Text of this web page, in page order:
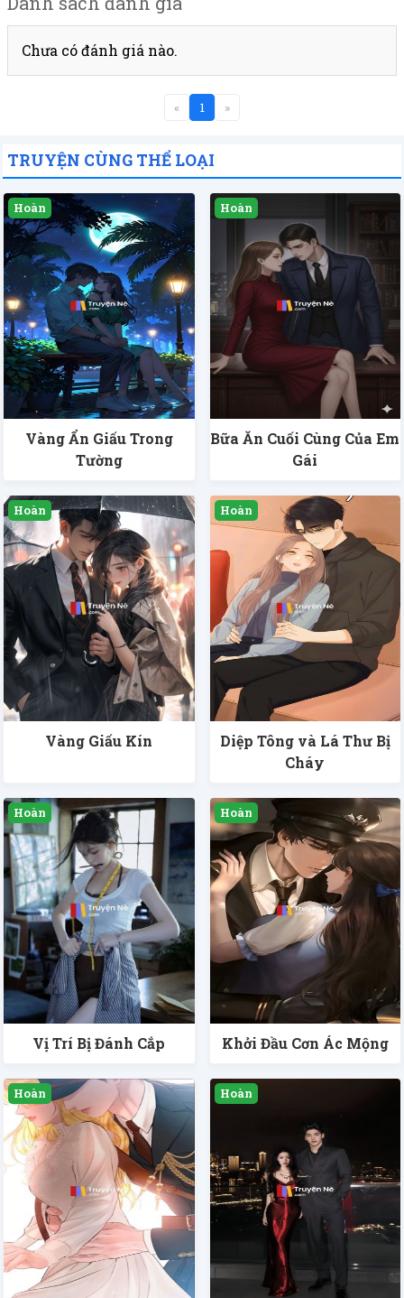
Chưa có đánh giá nào.
« 1 »
TRUYỆN CÙNG THỂ LOẠI
Vàng Ẩn Giấu Trong
Tường
Bữa Ăn Cuối Cùng Của Em
Gái
Vàng Giấu Kín
Diệp Tông và Lá Thư Bị
Cháy
Vị Trí Bị Đánh Cắp Khởi Đầu Cơn Ác Mộng